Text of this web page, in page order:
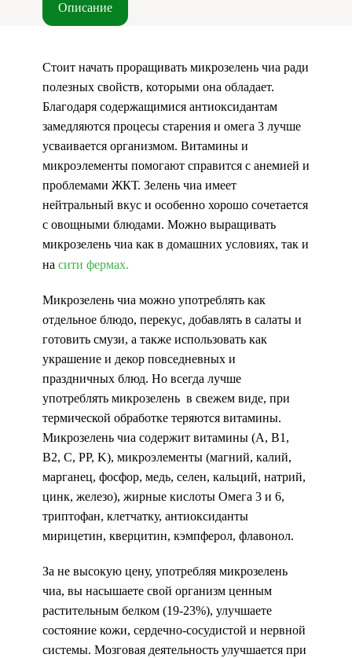
Описание
Стоит начать проращивать микрозелень чиа ради
полезных свойств, которыми она обладает.
Благодаря содержащимися антиоксидантам
замедляются процесы старения и омега 3 лучше
усваивается организмом. Витамины и
микроэлементы помогают справится с анемией и
проблемами ЖКТ. Зелень чиа имеет
нейтральный вкус и особенно хорошо сочетается
с овощными блюдами. Можно выращивать
микрозелень чиа как в домашних условиях, так и
на сити фермах.
Микрозелень чиа можно употреблять как
отдельное блюдо, перекус, добавлять в салаты и
готовить смузи, а также использовать как
украшение и декор повседневных и
праздничных блюд. Но всегда лучше
употреблять микрозелень в свежем виде, при
термической обработке теряются витамины.
Микрозелень чиа содержит витамины (А, В1,
B2, С, PP, K), микроэлементы (магний, калий,
марганец, фосфор, медь, селен, кальций, натрий,
цинк, железо), жирные кислоты Омега 3 и 6,
триптофан, клетчатку, антиоксиданты
мирицетин, кверцитин, кэмпферол, флавонол.
За не высокую цену, употребляя микрозелень
чиа, вы насышаете свой организм ценным
растительным белком (19-23%), улучшаете
состояние кожи, сердечно-сосудистой и нервной
системы. Мозговая деятельность улучшается при